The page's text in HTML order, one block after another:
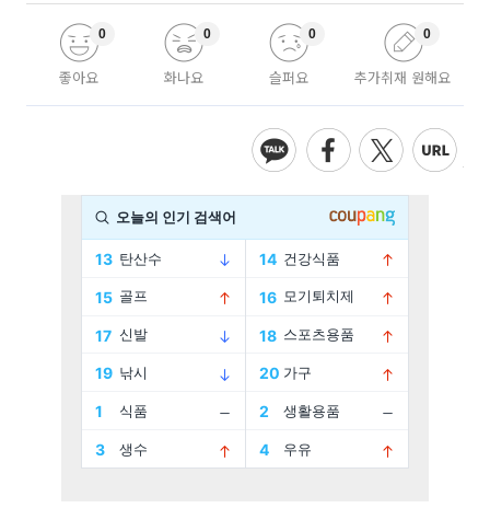
좋아요
0
화나요
0
슬퍼요
0
추가취재 원해요
0